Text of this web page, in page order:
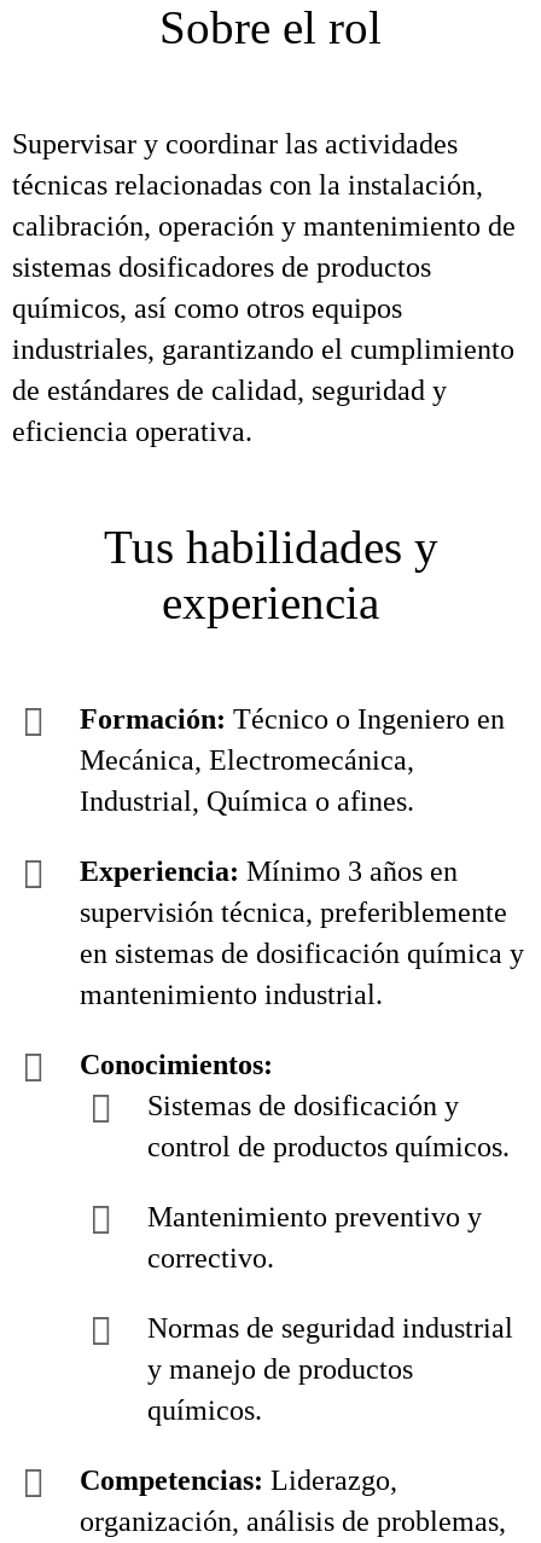
Sobre el rol
Supervisar y coordinar las actividades
técnicas relacionadas con la instalación,
calibración, operación y mantenimiento de
sistemas dosificadores de productos
químicos, así como otros equipos
industriales, garantizando el cumplimiento
de estándares de calidad, seguridad y
eficiencia operativa.
Tus habilidades y
experiencia
Formación: Técnico o Ingeniero en
Mecánica, Electromecánica,
Industrial, Química o afines.
Experiencia: Mínimo 3 años en
supervisión técnica, preferiblemente
en sistemas de dosificación química y
mantenimiento industrial.
Conocimientos:
Sistemas de dosificación y
control de productos químicos.
Mantenimiento preventivo y
correctivo.
Normas de seguridad industrial
y manejo de productos
químicos.
Competencias: Liderazgo,
organización, análisis de problemas,